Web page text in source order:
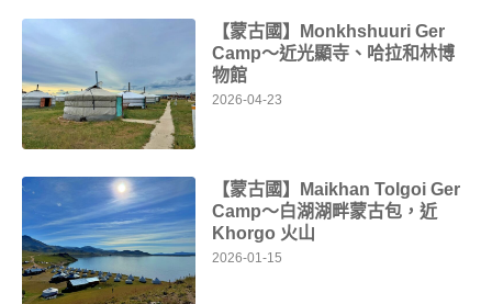
【蒙古國】Monkhshuuri Ger
Camp～近光顯寺、哈拉和林博
物館
2026-04-23
【蒙古國】Maikhan Tolgoi Ger
Camp～白湖湖畔蒙古包，近
Khorgo 火山
2026-01-15